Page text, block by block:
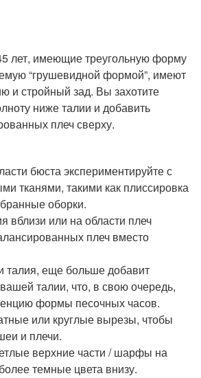
лет, имеющие треугольную форму
“грушевидной формой”, имеют
и стройный зад. Вы захотите
ниже талии и добавить
плеч сверху.
бюста экспериментируйте с
тканями, такими как плиссировка
оборки.
вблизи или на области плеч
плеч вместо
талия, еще больше добавит
талии, что, в свою очередь,
формы песочных часов.
или круглые вырезы, чтобы
и плечи.
верхние части / шарфы на
темные цвета внизу.